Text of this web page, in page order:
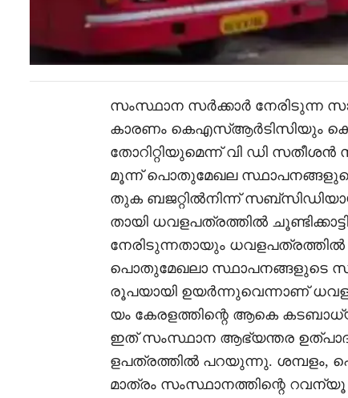
സംസ്ഥാന സർക്കാർ നേരിടുന്ന
കാരണം കെഎസ്ആർടിസിയും
തോറിറ്റിയുമെന്ന് വി ഡി സതീശൻ
മൂന്ന് പൊതുമേഖല
തുക ബജറ്റിൽനിന്ന്
തായി ധവളപത്രത്തിൽ
നേരിടുന്നതായും ധവളപത്രത്തിൽ
പൊതുമേഖലാ സ്ഥാപനങ്ങളുടെ
രൂപയായി ഉയർന്നുവെന്നാണ്
യം കേരളത്തിന്റെ ആകെ
ഇത് സംസ്ഥാന ആഭ്യന്തര
ളപത്രത്തിൽ പറയുന്നു. ശമ്പളം,
മാത്രം സംസ്ഥാനത്തിന്റെ റവന്യൂ